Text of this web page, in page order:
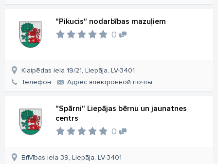
"Pikucis" nodarbības mazuļiem
0
Klaipēdas iela 19/21, Liepāja, LV-3401
Телефон
Aдрес электронной почты
"Spārni" Liepājas bērnu un jaunatnes
centrs
0
Brīvības iela 39, Liepāja, LV-3401